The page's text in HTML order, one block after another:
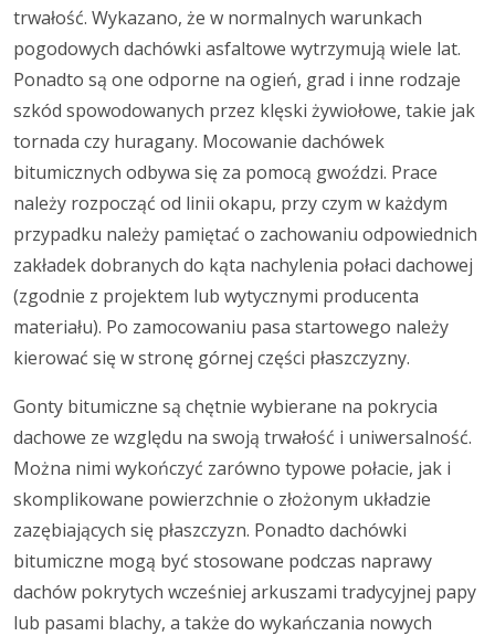
trwałość. Wykazano, że w normalnych warunkach
pogodowych dachówki asfaltowe wytrzymują wiele lat.
Ponadto są one odporne na ogień, grad i inne rodzaje
szkód spowodowanych przez klęski żywiołowe, takie jak
tornada czy huragany. Mocowanie dachówek
bitumicznych odbywa się za pomocą gwoździ. Prace
należy rozpocząć od linii okapu, przy czym w każdym
przypadku należy pamiętać o zachowaniu odpowiednich
zakładek dobranych do kąta nachylenia połaci dachowej
(zgodnie z projektem lub wytycznymi producenta
materiału). Po zamocowaniu pasa startowego należy
kierować się w stronę górnej części płaszczyzny.
Gonty bitumiczne są chętnie wybierane na pokrycia
dachowe ze względu na swoją trwałość i uniwersalność.
Można nimi wykończyć zarówno typowe połacie, jak i
skomplikowane powierzchnie o złożonym układzie
zazębiających się płaszczyzn. Ponadto dachówki
bitumiczne mogą być stosowane podczas naprawy
dachów pokrytych wcześniej arkuszami tradycyjnej papy
lub pasami blachy, a także do wykańczania nowych